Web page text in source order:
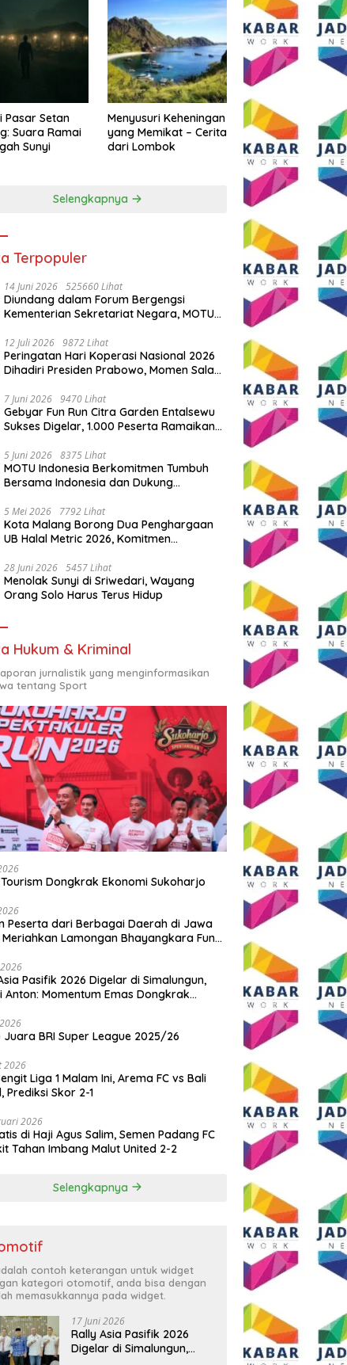
Pasar Setan
Suara Ramai
Sunyi
Menyusuri Keheningan
yang Memikat – Cerita
dari Lombok
Selengkapnya
Terpopuler
14 Juni 2026 525660 Lihat
Diundang dalam Forum Bergengsi
Kementerian Sekretariat Negara, MOTU
Indonesia
12 Juli 2026 9872 Lihat
Peringatan Hari Koperasi Nasional 2026
Dihadiri Presiden Prabowo, Momen Salam
7 Juni 2026 9470 Lihat
Gebyar Fun Run Citra Garden Entalsewu
Sukses Digelar, 1.000 Peserta Ramaikan
5 Juni 2026 8375 Lihat
MOTU Indonesia Berkomitmen Tumbuh
Bersama Indonesia dan Dukung
5 Mei 2026 7792 Lihat
Kota Malang Borong Dua Penghargaan
UB Halal Metric 2026, Komitmen
28 Juni 2026 5457 Lihat
Menolak Sunyi di Sriwedari, Wayang
Orang Solo Harus Terus Hidup
Hukum & Kriminal
jurnalistik yang menginformasikan
tentang Sport
Dongkrak Ekonomi Sukoharjo
Peserta dari Berbagai Daerah di Jawa
Lamongan Bhayangkara Fun
Pasifik 2026 Digelar di Simalungun,
Anton: Momentum Emas Dongkrak
Juara BRI Super League 2025/26
2026
Liga 1 Malam Ini, Arema FC vs Bali
Prediksi Skor 2-1
2026
di Haji Agus Salim, Semen Padang FC
Tahan Imbang Malut United 2-2
Selengkapnya
contoh keterangan untuk widget
kategori otomotif, anda bisa dengan
memasukkannya pada widget.
17 Juni 2026
Rally Asia Pasifik 2026
Digelar di Simalungun,